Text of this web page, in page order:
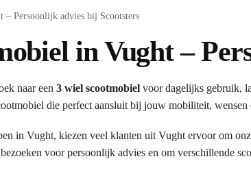
– Persoonlijk advies bij Scootsters
in Vught –
naar een 3 wiel scootmobielvoor dagelijks gebruik,
die perfect aansluit bij jouw mobiliteit, wensen
in Vught, kiezen veel klanten uit Vught ervoor om
voor persoonlijk advies en om verschillende